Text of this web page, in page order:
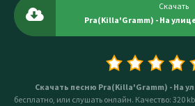
Скачать
Pra(Killa'Gramm) - На
Скачать песню Pra(Killa'Gramm) - На
бесплатно, или слушать онлайн. Качество: 320